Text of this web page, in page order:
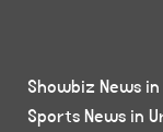
Showbiz News in
Sports News in